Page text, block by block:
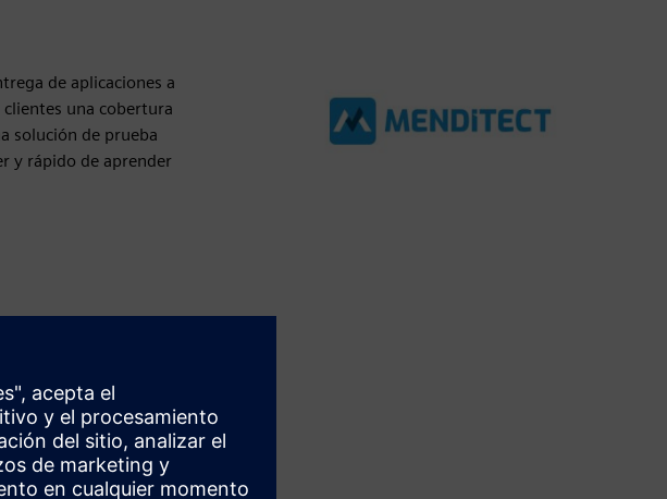
de aplicaciones a
una cobertura
solución de prueba
y rápido de aprender
Siemens
nuevo producto, o
mediante la